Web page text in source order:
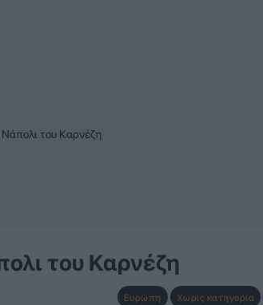
του Καρνέζη
του Καρνέζη
Ευρώπη Χωρίς κατηγορία